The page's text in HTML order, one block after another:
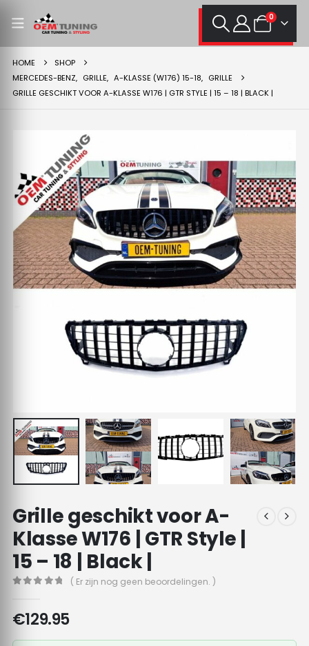
0
HOME
SHOP
MERCEDES-BENZ, GRILLE, A-KLASSE (W176) 15-18, GRILLE
GRILLE GESCHIKT VOOR A-KLASSE W176 | GTR STYLE | 15 – 18 | BLACK |
Grille geschikt voor A-
Klasse W176 | GTR Style |
15 – 18 | Black |
( Er zijn nog geen beoordelingen. )
€129.95